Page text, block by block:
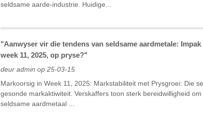
seldsame aarde-industrie. Huidige...
"Aanwyser vir die tendens van seldsame aardmetale:
week 11, 2025, op pryse?"
deur admin op 25-03-15
Markoorsig in Week 11, 2025: Markstabiliteit met Prysgroei: Die
gesonde markaktiwiteit. Verskaffers toon sterk bereidwilligheid
seldsame aardmetaal ...